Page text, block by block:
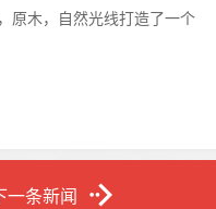
原木，自然光线打造了一个
一条新闻